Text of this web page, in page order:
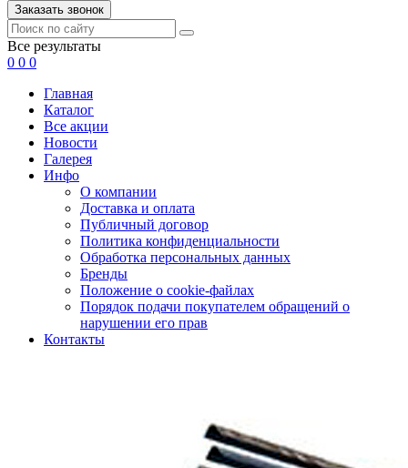
Заказать звонок
Все результаты
0 0 0
Главная
Каталог
Все акции
Новости
Галерея
Инфо
О компании
Доставка и оплата
Публичный договор
Политика конфиденциальности
Обработка персональных данных
Бренды
Положение о cookie-файлах
Порядок подачи покупателем обращений о
нарушении его прав
Контакты